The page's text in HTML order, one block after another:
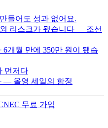
들어도 성과 없어요.
리스크가 됐습니다 — 조선
개월 만에 350만 원이 됐습
먼저다
— 올영 세일의 함정
무료 가입